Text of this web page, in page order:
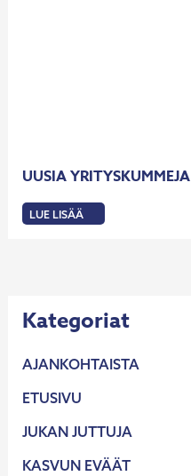
UUSIA YRITYSKUMMEJA
LUE LISÄÄ
:
UUSIA
Kategoriat
AJANKOHTAISTA
ETUSIVU
JUKAN JUTTUJA
KASVUN EVÄÄT